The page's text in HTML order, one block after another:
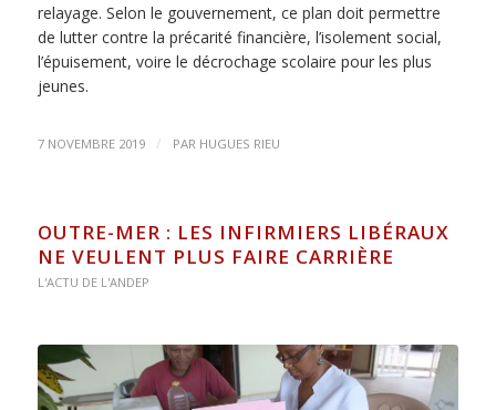
relayage. Selon le gouvernement, ce plan doit permettre
de lutter contre la précarité financière, l’isolement social,
l’épuisement, voire le décrochage scolaire pour les plus
jeunes.
7 NOVEMBRE 2019 / PAR HUGUES RIEU
OUTRE-MER : LES INFIRMIERS LIBÉRAUX
NE VEULENT PLUS FAIRE CARRIÈRE
L'ACTU DE L'ANDEP